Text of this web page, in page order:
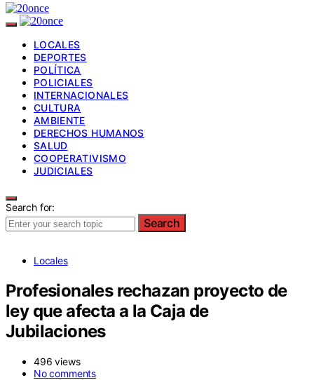
LOCALES
DEPORTES
POLÍTICA
POLICIALES
INTERNACIONALES
CULTURA
AMBIENTE
DERECHOS HUMANOS
SALUD
COOPERATIVISMO
JUDICIALES
Search for:
Search
Locales
Profesionales rechazan proyecto de
ley que afecta a la Caja de
Jubilaciones
496 views
No comments